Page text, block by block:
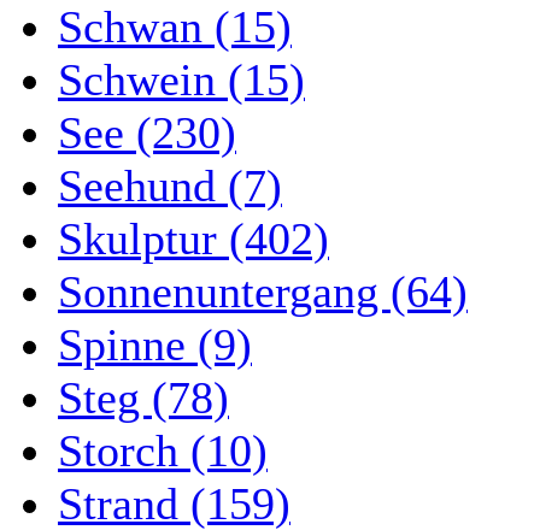
Schwan (15)
Schwein (15)
See (230)
Seehund (7)
Skulptur (402)
Sonnenuntergang (64)
Spinne (9)
Steg (78)
Storch (10)
Strand (159)